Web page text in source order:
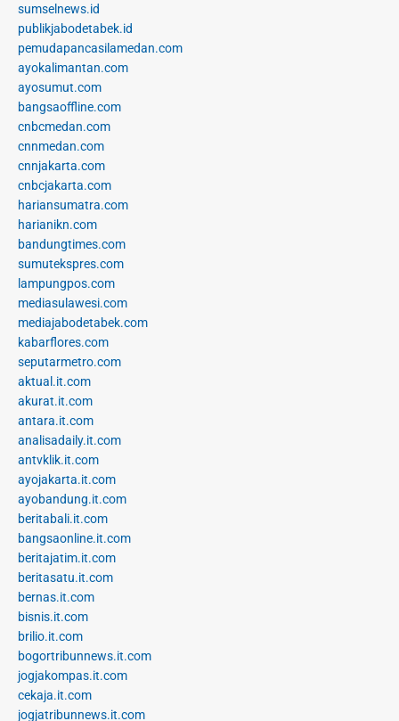
sumselnews.id
publikjabodetabek.id
pemudapancasilamedan.com
ayokalimantan.com
ayosumut.com
bangsaoffline.com
cnbcmedan.com
cnnmedan.com
cnnjakarta.com
cnbcjakarta.com
hariansumatra.com
harianikn.com
bandungtimes.com
sumutekspres.com
lampungpos.com
mediasulawesi.com
mediajabodetabek.com
kabarflores.com
seputarmetro.com
aktual.it.com
akurat.it.com
antara.it.com
analisadaily.it.com
antvklik.it.com
ayojakarta.it.com
ayobandung.it.com
beritabali.it.com
bangsaonline.it.com
beritajatim.it.com
beritasatu.it.com
bernas.it.com
bisnis.it.com
brilio.it.com
bogortribunnews.it.com
jogjakompas.it.com
cekaja.it.com
jogjatribunnews.it.com